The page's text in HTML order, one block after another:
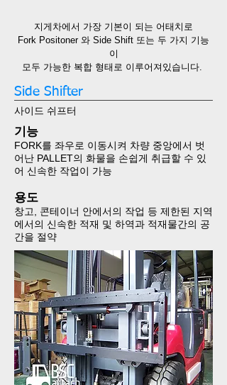
지게차에서 가장 기본이 되는 어태치로
Fork Positoner 와 Side Shift ​​​​​​​또는 두 가지 기능
이
모두 가능한 복합 형태로 이루어져있습니다. ​​​​​​​
Side Shifter
사이드 쉬프터
기능
FORK를 좌우로 이동시켜 차량 중앙에서 벗
어난 PALLET의 화물을 ​​​​​​​ 손쉽게 취급할 수 있
어 신속한 작업이 가능​​​​​​​
용도​​​​​​​
창고, 콘테이너 안에서의 작업 등 제한된 지역
에서의 신속한 적재 및 ​​​​​​​하역과 적재물간의 공
간을 절약​​​​​​​